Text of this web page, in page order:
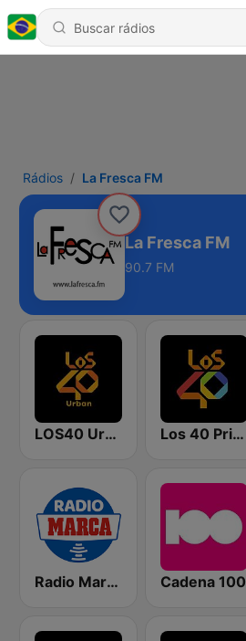
Rádios La Fresca FM
La Fresca FM
90.7 FM
LOS40 Urban Los 40 Principales
Radio Marca Nacional Cadena 100